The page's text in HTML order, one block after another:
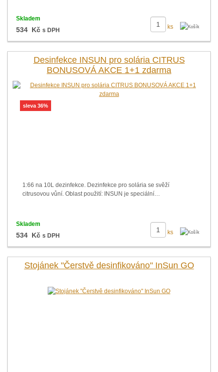
ks
Skladem
534 Kč s DPH
Desinfekce INSUN pro solária CITRUS
BONUSOVÁ AKCE 1+1 zdarma
sleva 36%
1:66 na 10L dezinfekce. Dezinfekce pro solária se svěží
citrusovou vůní. Oblast použití: INSUN je speciální…
ks
Skladem
534 Kč s DPH
Stojánek "Čerstvě desinfikováno" InSun GO